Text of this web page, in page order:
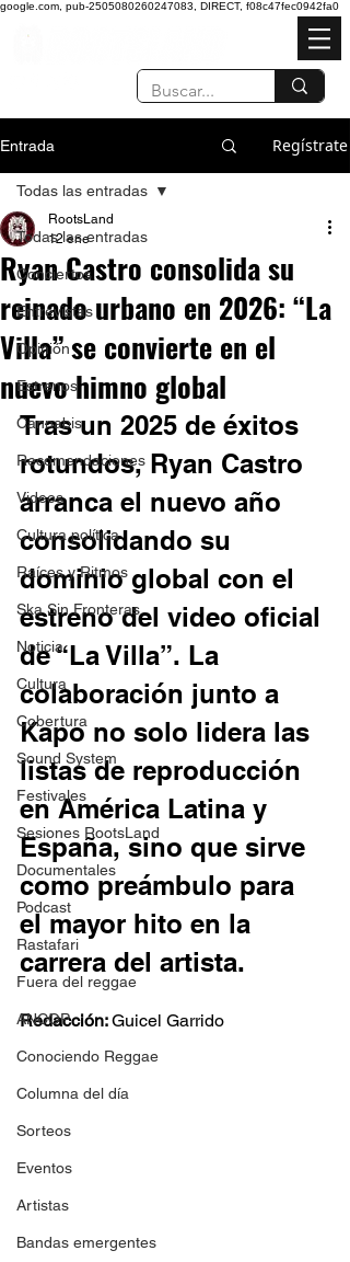
google.com, pub-2505080260247083, DIRECT, f08c47fec0942fa0
Entrada Regístrate
Todas las entradas
Conciertos
Entrevistas
Opinión
Estrenos
Cannabis
Recomendaciones
Videos
Cultura política
Raíces y Ritmos
Ska Sin Fronteras
Noticia
Cultura
Cobertura
Sound System
Festivales
Sesiones RootsLand
Documentales
Podcast
Rastafari
Fuera del reggae
ANCOP
Conociendo Reggae
Columna del día
Sorteos
Eventos
Artistas
Bandas emergentes
Todas las entradas
Ryan Castro consolida su
reinado urbano en 2026: “La
Villa” se convierte en el
nuevo himno global
RootsLand
12 ene
Tras un 2025 de éxitos
rotundos, Ryan Castro
arranca el nuevo año
consolidando su
dominio global con el
estreno del video oficial
de “La Villa”. La
colaboración junto a
Kapo no solo lidera las
listas de reproducción
en América Latina y
España, sino que sirve
como preámbulo para
el mayor hito en la
carrera del artista.
Redacción: Guicel Garrido